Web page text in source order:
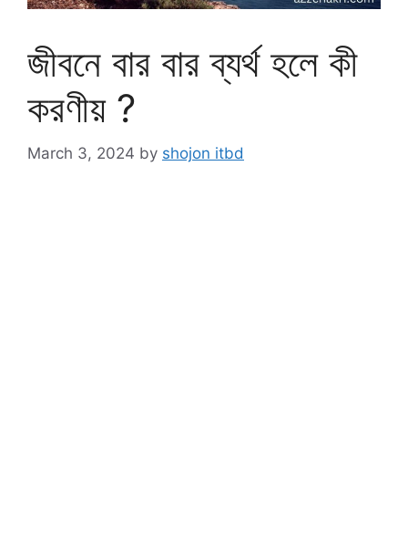
জীবনে বার বার ব্যর্থ হলে কী
করণীয় ?
March 3, 2024 by shojon itbd